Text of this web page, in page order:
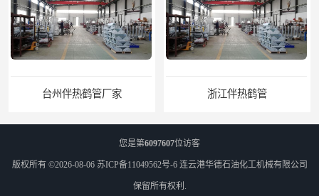
浙江伴热鹤管
您是第6097607位访客
版权所有 ©2026-08-06 苏ICP备11049562号-6 连云港华德石油化工机械有限公司
保留所有权利.